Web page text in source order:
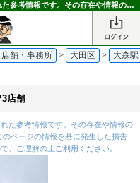
このページの情報は過去の掲載情報を元に作成された参考情報です。その存在や情報の信憑性を保証するものではありません。｜不動産投資博士
舗・事務所 > 大田区 > 大森駅
3店舗
た参考情報です。その存在や情報の
ページの情報を基に発生した損害
、ご理解の上ご利用ください。